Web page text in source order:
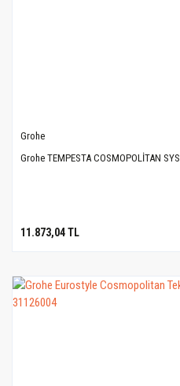
Grohe
Grohe TEMPESTA COSMOPOLİTAN
11.873,04 TL